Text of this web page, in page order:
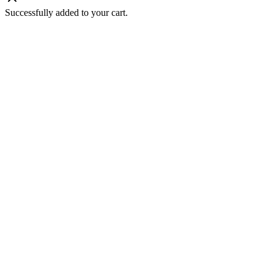
Successfully added to your cart.